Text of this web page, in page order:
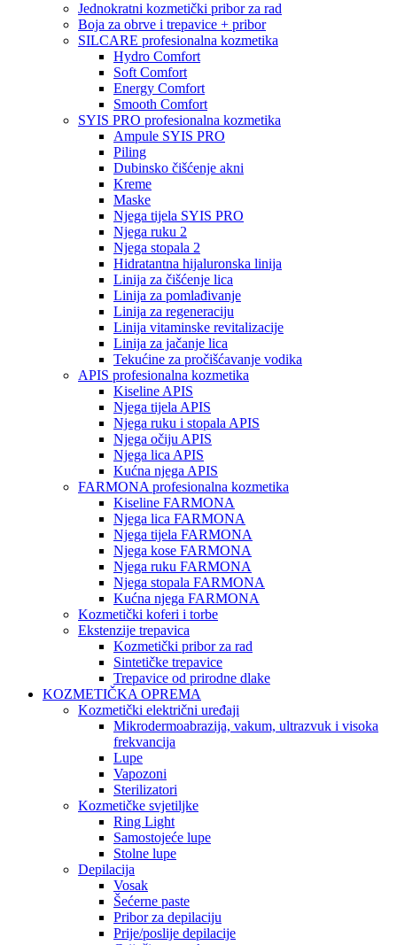
Jednokratni kozmetički pribor za rad
Boja za obrve i trepavice + pribor
SILCARE profesionalna kozmetika
Hydro Comfort
Soft Comfort
Energy Comfort
Smooth Comfort
SYIS PRO profesionalna kozmetika
Ampule SYIS PRO
Piling
Dubinsko čišćenje akni
Kreme
Maske
Njega tijela SYIS PRO
Njega ruku 2
Njega stopala 2
Hidratantna hijaluronska linija
Linija za čišćenje lica
Linija za pomlađivanje
Linija za regeneraciju
Linija vitaminske revitalizacije
Linija za jačanje lica
Tekućine za pročišćavanje vodika
APIS profesionalna kozmetika
Kiseline APIS
Njega tijela APIS
Njega ruku i stopala APIS
Njega očiju APIS
Njega lica APIS
Kućna njega APIS
FARMONA profesionalna kozmetika
Kiseline FARMONA
Njega lica FARMONA
Njega tijela FARMONA
Njega kose FARMONA
Njega ruku FARMONA
Njega stopala FARMONA
Kućna njega FARMONA
Kozmetički koferi i torbe
Ekstenzije trepavica
Kozmetički pribor za rad
Sintetičke trepavice
Trepavice od prirodne dlake
KOZMETIČKA OPREMA
Kozmetički električni uređaji
Mikrodermoabrazija, vakum, ultrazvuk i visoka
frekvancija
Lupe
Vapozoni
Sterilizatori
Kozmetičke svjetiljke
Ring Light
Samostojeće lupe
Stolne lupe
Depilacija
Vosak
Šećerne paste
Pribor za depilaciju
Prije/poslije depilacije